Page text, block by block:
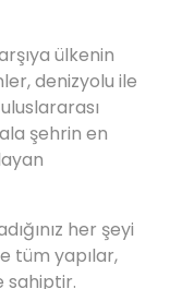
ülkenin
denizyolu ile
şehrin en
her şeyi
tüm yapılar,
sahiptir.